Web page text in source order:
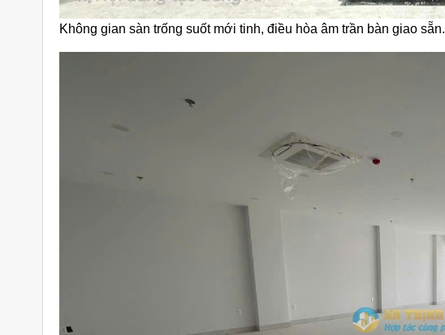
Không gian sàn trống suốt mới tinh, điều hòa âm trần bàn giao sẵn.